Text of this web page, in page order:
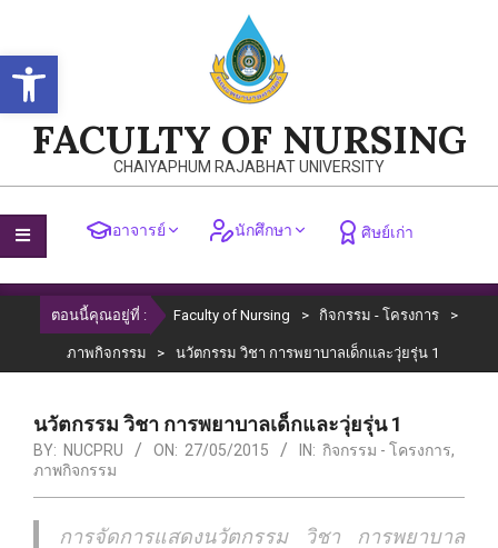
Open toolbar
content
FACULTY OF NURSING
CHAIYAPHUM RAJABHAT UNIVERSITY
อาจารย์ นักศึกษา ศิษย์เก่า
Primary
Navigationตอนนี้คุณอยู่ที่ : Faculty of Nursing > กิจกรรม - โครงการ >
ภาพกิจกรรม > นวัตกรรม วิชา การพยาบาลเด็กและวุ่ยรุ่น 1
นวัตกรรม วิชา การพยาบาลเด็กและวุ่ยรุ่น 1
BY: NUCPRU ON: 27/05/2015 IN: กิจกรรม - โครงการ,
ภาพกิจกรรม
การจัดการแสดงนวัตกรรม วิชา การพยาบาล